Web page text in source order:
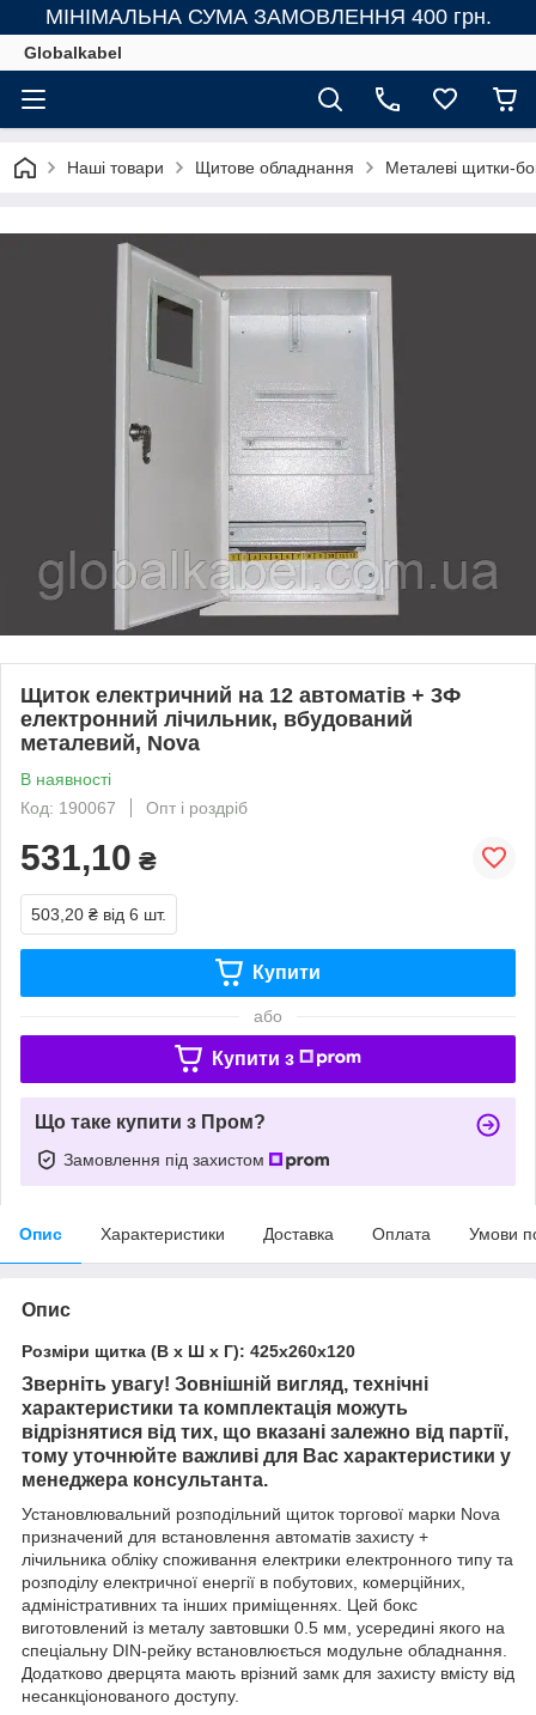
МІНІМАЛЬНА СУМА ЗАМОВЛЕННЯ 400 грн.
Globalkabel
Наші товари Щитове обладнання Металеві щитки-
Щиток електричний на 12 автоматів + 3Ф
електронний лічильник, вбудований
металевий, Nova
В наявності
Код: 190067
Опт і роздріб
531,10 ₴
503,20 ₴ від 6 шт.
Купити
або
Купити з
Що таке купити з Пром?
Замовлення під захистом
Опис Характеристики Доставка Оплата Умови
Опис
Розміри щитка (В х Ш х Г): 425х260х120
Зверніть увагу! Зовнішній вигляд, технічні
характеристики та комплектація можуть
відрізнятися від тих, що вказані залежно від партії,
тому уточнюйте важливі для Вас характеристики у
менеджера консультанта.
Установлювальний розподільний щиток торгової марки Nova
призначений для встановлення автоматів захисту +
лічильника обліку споживання електрики електронного типу та
розподілу електричної енергії в побутових, комерційних,
адміністративних та інших приміщеннях. Цей бокс
виготовлений із металу завтовшки 0.5 мм, усередині якого на
спеціальну DIN-рейку встановлюється модульне обладнання.
Додатково дверцята мають врізний замк для захисту вмісту від
несанкціонованого доступу.